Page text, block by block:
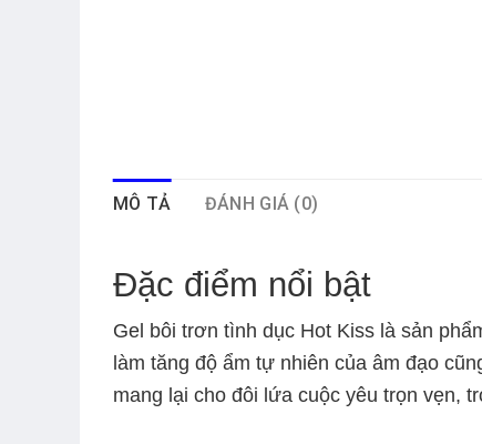
MÔ TẢ ĐÁNH GIÁ (0)
Đặc điểm nổi bật
Gel bôi trơn tình dục Hot Kiss là sản
làm tăng độ ẩm tự nhiên của âm đạo
mang lại cho đôi lứa cuộc yêu trọn vẹn,